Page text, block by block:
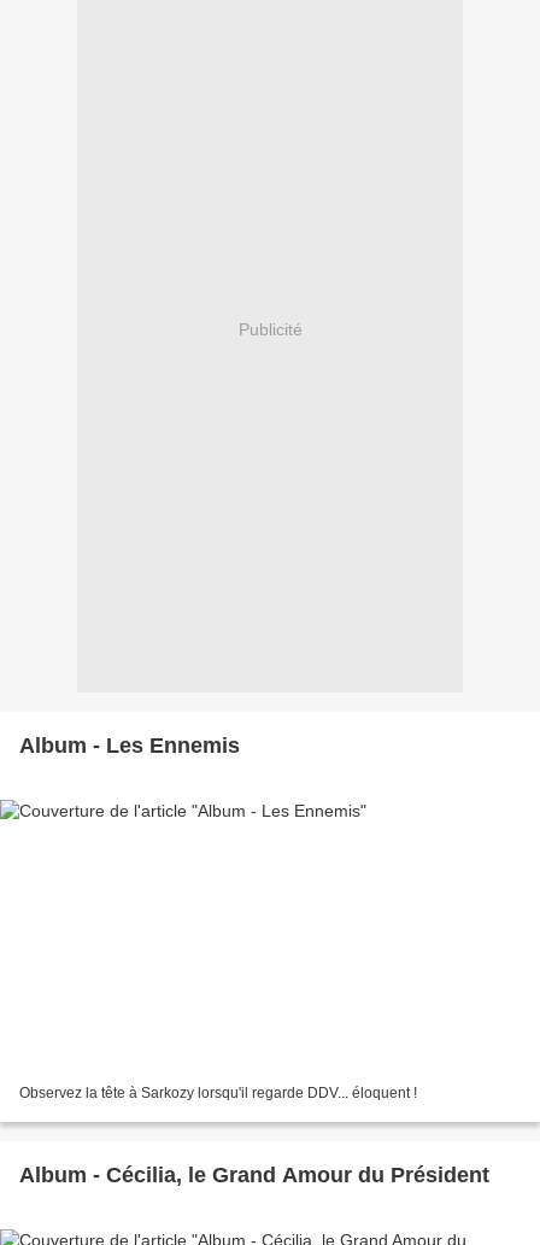
Publicité
Album - Les Ennemis
Observez la tête à Sarkozy lorsqu'il regarde DDV... éloquent !
Album - Cécilia, le Grand Amour du Président